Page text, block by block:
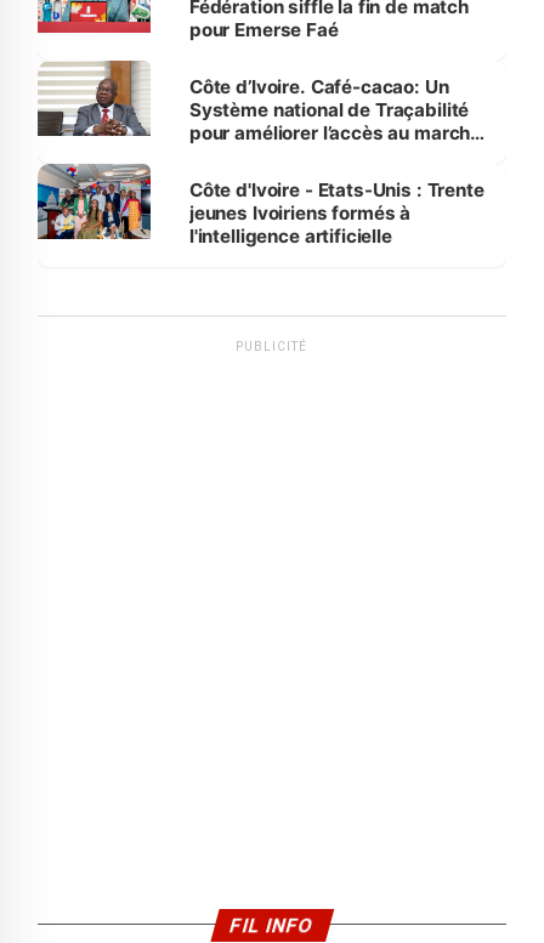
Fédération siffle la fin de match
pour Emerse Faé
Côte d’Ivoire. Café-cacao: Un
Système national de Traçabilité
pour améliorer l’accès au marché
Côte d'Ivoire - Etats-Unis : Trente
jeunes Ivoiriens formés à
l'intelligence artificielle
PUBLICITÉ
FIL INFO